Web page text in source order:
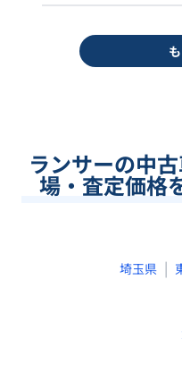
ランサーの中
場・査定価格
埼玉県 |